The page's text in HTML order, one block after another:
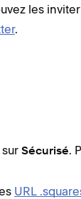
les
.
Sécurisé.
URL